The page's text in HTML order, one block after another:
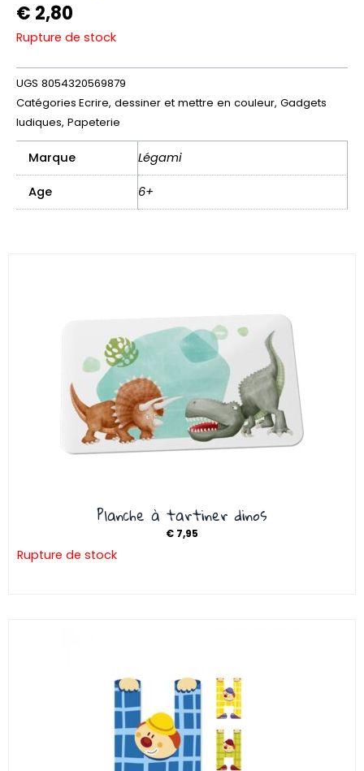
€ 2,80
Rupture de stock
UGS 8054320569879
Catégories Ecrire, dessiner et mettre en couleur, Gadgets
ludiques, Papeterie
Marque Légami
Age 6+
Planche à tartiner dinos
€ 7,95
Rupture de stock